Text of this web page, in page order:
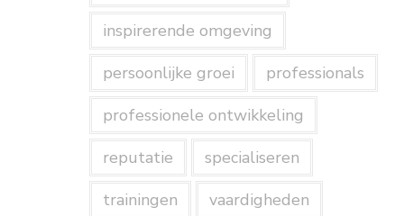
inspirerende omgeving
persoonlijke groei
professionals
professionele ontwikkeling
reputatie
specialiseren
trainingen
vaardigheden